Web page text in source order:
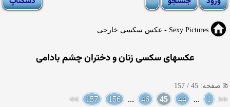
Sexy Pictures - عکس سکسی خارجی
عکسهای سکسی زنان و دختران چشم بادامی
صفحه: 45 / 157
<<
1
...
44
45
46
...
156
157
>>